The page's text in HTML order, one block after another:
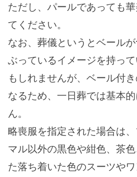
ただし、パールであっても
てください。
なお、葬儀というとベール
ぶっているイメージを持っ
もしれませんが、ベール付
なるため、一日葬では基本
ん。
略喪服を指定された場合は
マル以外の黒色や紺色、茶
た落ち着いた色のスーツや